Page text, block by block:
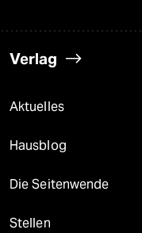
Verlag
Aktuelles
Hausblog
Die Seitenwende
Stellen